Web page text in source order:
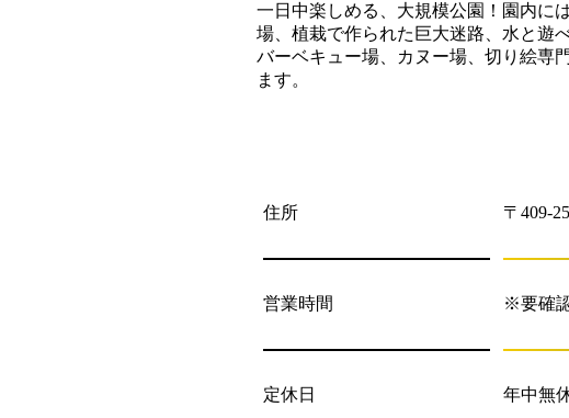
一日中楽しめる、大規模公園！園内に
場、植栽で作られた巨大迷路、水と遊
バーベキュー場、カヌー場、切り絵専
ます。
住所 〒409-
営業時間 ※要確
定休日 年中無